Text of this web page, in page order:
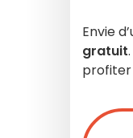
Envie
gratuit
profiter